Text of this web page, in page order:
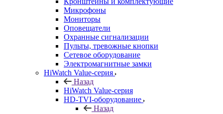
Микрофоны
Мониторы
Оповещатели
Охранные сигнализации
Пульты, тревожные кнопки
Сетевое оборудование
Электромагнитные замки
HiWatch Value-серия
Назад
HiWatch Value-серия
HD-TVI-оборудование
Назад